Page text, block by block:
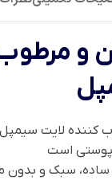
و
کننده لایت
پوستی است
ساده، سبک و بدون